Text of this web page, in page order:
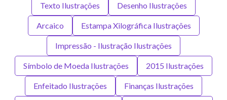
Texto Ilustrações Desenho Ilustrações
Arcaico Estampa Xilográfica Ilustrações
Impressão - Ilustração Ilustrações
Símbolo de Moeda Ilustrações 2015 Ilustrações
Enfeitado Ilustrações Finanças Ilustrações